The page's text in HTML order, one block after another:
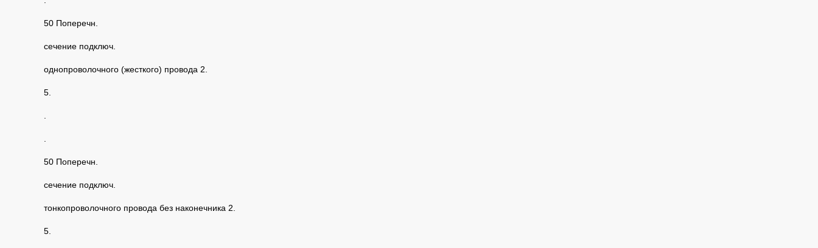
50 Поперечн.
сечение подключ.
однопроволочного (жесткого) провода 2.
5.
50 Поперечн.
сечение подключ.
тонкопроволочного провода без наконечника 2.
5.